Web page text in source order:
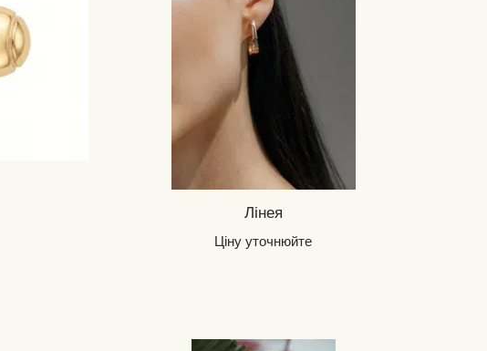
Лінея
Ціну уточнюйте